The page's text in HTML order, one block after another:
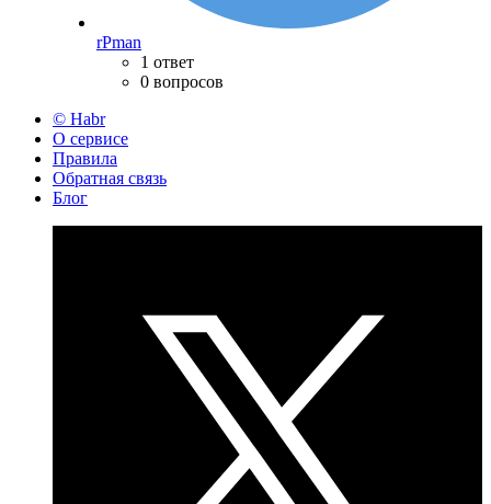
rPman
1 ответ
0 вопросов
© Habr
О сервисе
Правила
Обратная связь
Блог